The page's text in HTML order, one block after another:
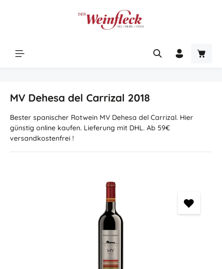
MV Dehesa del Carrizal 2018
Bester spanischer Rotwein MV Dehesa del Carrizal. Hier
günstig online kaufen. Lieferung mit DHL. Ab 59€
versandkostenfrei !